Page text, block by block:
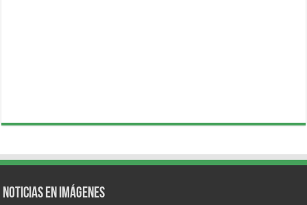
Noticias en Imágenes